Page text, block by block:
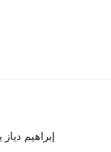
إبراهيم